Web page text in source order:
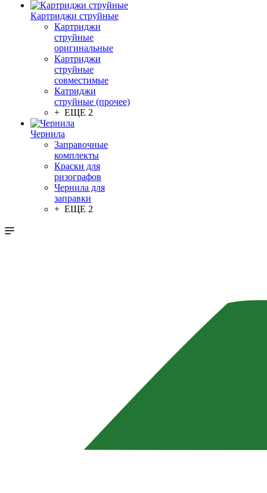
Картриджи струйные
Картриджи
струйные
оригинальные
Картриджи
струйные
совместимые
Катриджи
струйные (прочее)
+ ЕЩЕ 2
Чернила
Заправочные
комплекты
Краски для
ризографов
Чернила для
заправки
+ ЕЩЕ 2